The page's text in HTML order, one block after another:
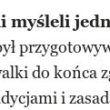
myśleli
do końca
i